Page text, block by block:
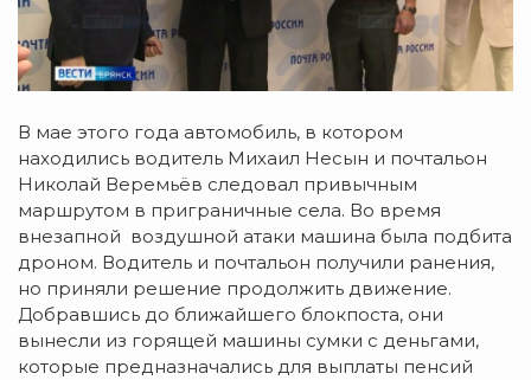
В мае этого года автомобиль, в котором
находились водитель Михаил Несын и почтальон
Николай Веремьёв следовал привычным
маршрутом в приграничные села. Во время
внезапной воздушной атаки машина была подбита
дроном. Водитель и почтальон получили ранения,
но приняли решение продолжить движение.
Добравшись до ближайшего блокпоста, они
вынесли из горящей машины сумки с деньгами,
которые предназначались для выплаты пенсий